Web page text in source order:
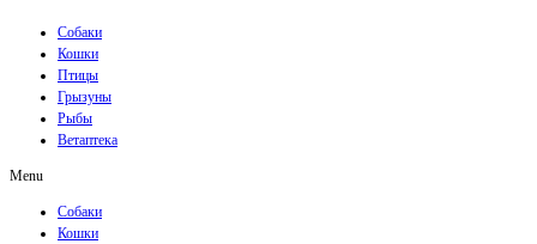
Собаки
Кошки
Птицы
Грызуны
Рыбы
Ветаптека
Menu
Собаки
Кошки